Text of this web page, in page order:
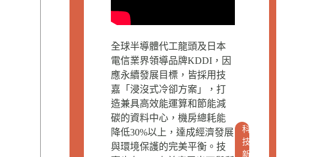
全球半導體代工龍頭及日本
電信業界領導品牌KDDI，因
應永續發展目標，皆採用技
嘉「浸沒式冷卻方案」，打
造兼具高效能運算和節能減
碳的資料中心，機房總耗能
降低30%以上，達成經濟發展
與環境保護的完美平衡。技
科
技
新